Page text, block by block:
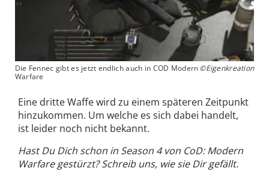
Die Fennec gibt es jetzt endlich auch in COD Modern
Warfare
©Eigenkreation
Eine dritte Waffe wird zu einem späteren Zeitpunkt
hinzukommen. Um welche es sich dabei handelt,
ist leider noch nicht bekannt.
Hast Du Dich schon in Season 4 von CoD: Modern
Warfare gestürzt? Schreib uns, wie sie Dir gefällt.